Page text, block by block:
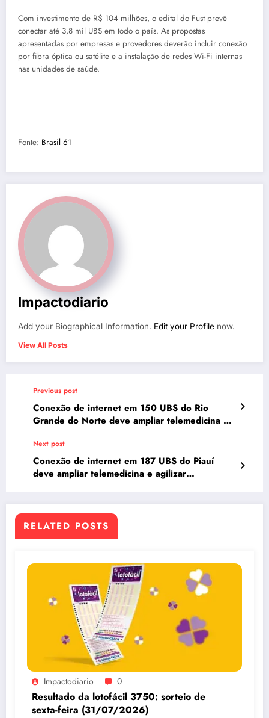
Com investimento de R$ 104 milhões, o edital do Fust prevê
conectar até 3,8 mil UBS em todo o país. As propostas
apresentadas por empresas e provedores deverão incluir conexão
por fibra óptica ou satélite e a instalação de redes Wi-Fi internas
nas unidades de saúde.
Fonte: Brasil 61
Impactodiario
Add your Biographical Information. Edit your Profile now.
View All Posts
Previous post
Conexão de internet em 150 UBS do Rio
Grande do Norte deve ampliar telemedicina e
Next post
Conexão de internet em 187 UBS do Piauí
deve ampliar telemedicina e agilizar
RELATED POSTS
Impactodiario 0
Resultado da lotofácil 3750: sorteio de
sexta-feira (31/07/2026)